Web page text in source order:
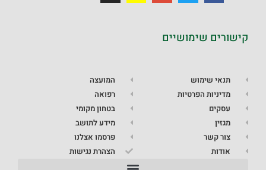
קישורים שימושיים
תנאי שימוש
מדיניות הפרטיות
עסקים
מגזין
צור קשר
אודות
המועצה
רפואה
בטחון מקומי
מידע לתושב
פרסמו אצלנו
הצהרת נגישות